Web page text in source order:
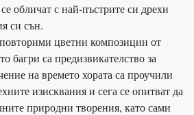
обличат с най-пъстрите си дрехи
си сън.
цветни композиции от
багри са предизвикателство за
на времето хората са проучили
изисквания и сега се опитват да
природни творения, като сами